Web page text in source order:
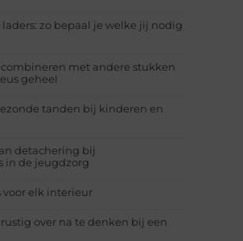
zo bepaal je welke jij nodig
met andere stukken
geheel
tanden bij kinderen en
detachering bij
in de jeugdzorg
voor elk interieur
over na te denken bij een